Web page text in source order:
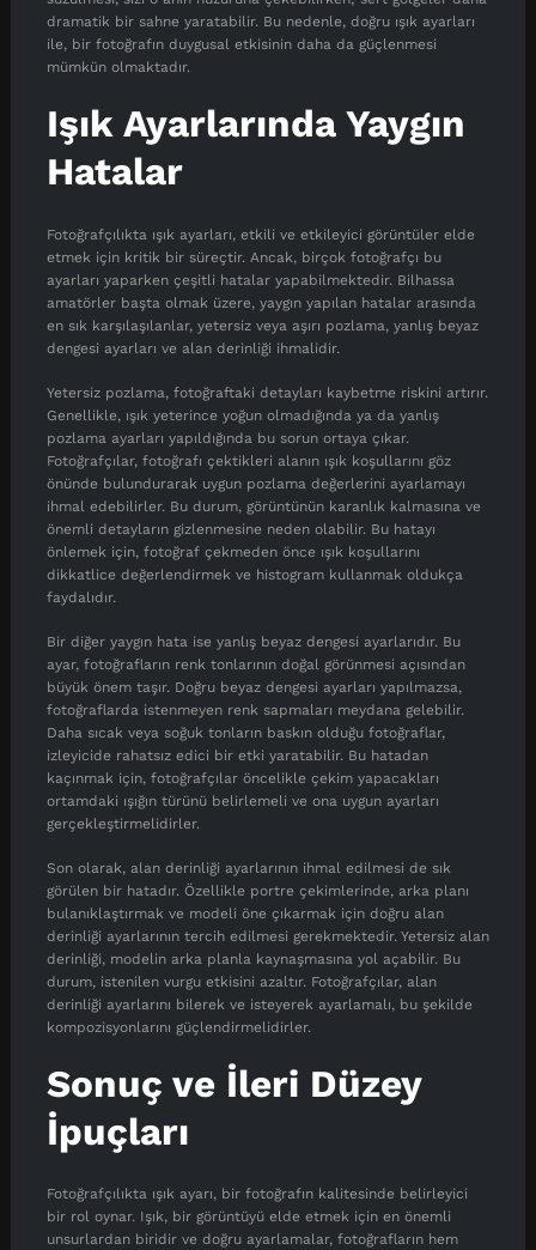
dramatik bir sahne yaratabilir. Bu nedenle, doğru ışık ayarları
ile, bir fotoğrafın duygusal etkisinin daha da güçlenmesi
mümkün olmaktadır.
Işık Ayarlarında Yaygın
Hatalar
Fotoğrafçılıkta ışık ayarları, etkili ve etkileyici görüntüler elde
etmek için kritik bir süreçtir. Ancak, birçok fotoğrafçı bu
ayarları yaparken çeşitli hatalar yapabilmektedir. Bilhassa
amatörler başta olmak üzere, yaygın yapılan hatalar arasında
en sık karşılaşılanlar, yetersiz veya aşırı pozlama, yanlış beyaz
dengesi ayarları ve alan derinliği ihmalidir.
Yetersiz pozlama, fotoğraftaki detayları kaybetme riskini artırır.
Genellikle, ışık yeterince yoğun olmadığında ya da yanlış
pozlama ayarları yapıldığında bu sorun ortaya çıkar.
Fotoğrafçılar, fotoğrafı çektikleri alanın ışık koşullarını göz
önünde bulundurarak uygun pozlama değerlerini ayarlamayı
ihmal edebilirler. Bu durum, görüntünün karanlık kalmasına ve
önemli detayların gizlenmesine neden olabilir. Bu hatayı
önlemek için, fotoğraf çekmeden önce ışık koşullarını
dikkatlice değerlendirmek ve histogram kullanmak oldukça
faydalıdır.
Bir diğer yaygın hata ise yanlış beyaz dengesi ayarlarıdır. Bu
ayar, fotoğrafların renk tonlarının doğal görünmesi açısından
büyük önem taşır. Doğru beyaz dengesi ayarları yapılmazsa,
fotoğraflarda istenmeyen renk sapmaları meydana gelebilir.
Daha sıcak veya soğuk tonların baskın olduğu fotoğraflar,
izleyicide rahatsız edici bir etki yaratabilir. Bu hatadan
kaçınmak için, fotoğrafçılar öncelikle çekim yapacakları
ortamdaki ışığın türünü belirlemeli ve ona uygun ayarları
gerçekleştirmelidirler.
Son olarak, alan derinliği ayarlarının ihmal edilmesi de sık
görülen bir hatadır. Özellikle portre çekimlerinde, arka planı
bulanıklaştırmak ve modeli öne çıkarmak için doğru alan
derinliği ayarlarının tercih edilmesi gerekmektedir. Yetersiz alan
derinliği, modelin arka planla kaynaşmasına yol açabilir. Bu
durum, istenilen vurgu etkisini azaltır. Fotoğrafçılar, alan
derinliği ayarlarını bilerek ve isteyerek ayarlamalı, bu şekilde
kompozisyonlarını güçlendirmelidirler.
Sonuç ve İleri Düzey
İpuçları
Fotoğrafçılıkta ışık ayarı, bir fotoğrafın kalitesinde belirleyici
bir rol oynar. Işık, bir görüntüyü elde etmek için en önemli
unsurlardan biridir ve doğru ayarlamalar, fotoğrafların hem